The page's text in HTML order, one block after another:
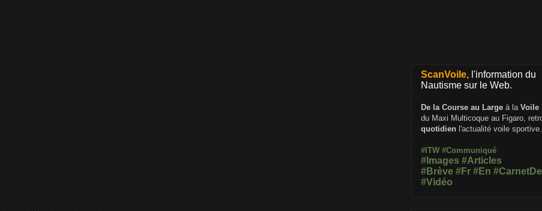
ScanVoile, l'information du
Nautisme sur le Web.
De la Course au Large à la Voile
du Maxi Multicoque au Figaro,
quotidien l'actualité voile sportive.
#ITW #Communiqué
#Images #Articles
#Brève #Fr #En
#Vidéo